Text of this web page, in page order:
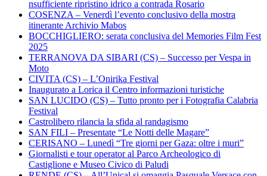
nsufficiente ripristino idrico a contrada Rosario
COSENZA – Venerdì l’evento conclusivo della mostra
itinerante Archivio Mabos
BOCCHIGLIERO: serata conclusiva del Memories Film Fest
2025
TERRANOVA DA SIBARI (CS) – Successo per Vespa in
Moto
CIVITA (CS) – L’Onirika Festival
Inaugurato a Lorica il Centro informazioni turistiche
SAN LUCIDO (CS) – Tutto pronto per i Fotografia Calabria
Festival
Castrolibero rilancia la sfida al randagismo
SAN FILI – Presentate “Le Notti delle Magare”
CERISANO – Lunedì “Tre giorni per Gaza: oltre i muri”
Giornalisti e tour operator al Parco Archeologico di
Castiglione e Museo Civico di Paludi